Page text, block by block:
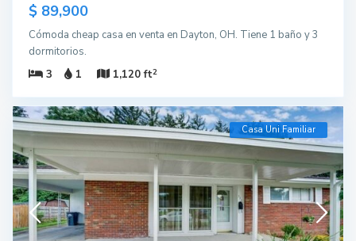
$ 89,900
Cómoda cheap casa en venta en Dayton, OH. Tiene 1 baño y 3
dormitorios.
3
1 1,120 ft2
Casa Uni Familiar